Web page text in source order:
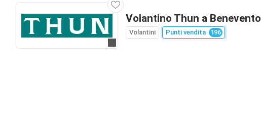
Volantino Thun a Benevento
Volantini Punti vendita 196